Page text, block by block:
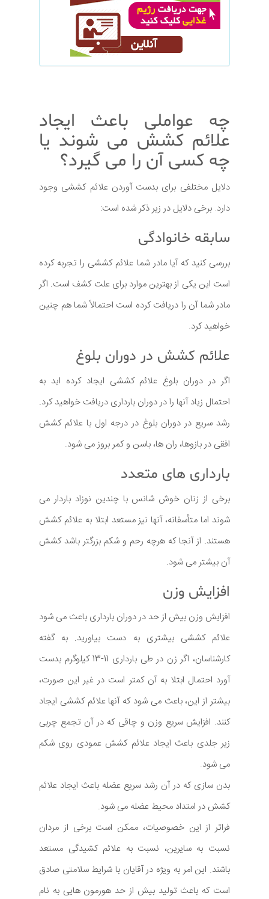
چه عواملی باعث ایجاد
علائم کشش می شوند یا
چه کسی آن را می گیرد؟
دلایل مختلفی برای بدست آوردن علائم کششی وجود
دارد. برخی دلایل در زیر ذکر شده است:
سابقه خانوادگی
بررسی کنید که آیا مادر شما علائم کششی را تجربه کرده
است این یکی از بهترین موارد برای علت کشف است. اگر
مادر شما آن را دریافت کرده است احتمالاً شما هم چنین
خواهید کرد.
علائم کشش در دوران بلوغ
اگر در دوران بلوغ علائم کششی ایجاد کرده اید به
احتمال زیاد آنها را در دوران بارداری دریافت خواهید کرد.
رشد سریع در دوران بلوغ در درجه اول با علائم کشش
افقی در بازوها، ران ها، باسن و کمر بروز می شود.
بارداری های متعدد
برخی از زنان خوش شانس با چندین نوزاد باردار می
شوند اما متأسفانه، آنها نیز مستعد ابتلا به علائم کشش
هستند. از آنجا که هرچه رحم و شکم بزرگتر باشد کشش
آن بیشتر می شود.
افزایش وزن
افزایش وزن بیش از حد در دوران بارداری باعث می شود
علائم کششی بیشتری به دست بیاورید. به گفته
کارشناسان، اگر زن در طی بارداری 11-13 کیلوگرم بدست
آورد احتمال ابتلا به آن کمتر است در غیر این صورت،
بیشتر از این، باعث می شود که آنها علائم کششی ایجاد
کنند. افزایش سریع وزن و چاقی که در آن تجمع چربی
زیر جلدی باعث ایجاد علائم کشش عمودی روی شکم
می شود.
بدن سازی که در آن رشد سریع عضله باعث ایجاد علائم
کشش در امتداد محیط عضله می شود.
فراتر از این خصوصیات، ممکن است برخی از مردان
نسبت به سایرین، نسبت به علائم کشیدگی مستعد
باشند. این امر به ویژه در آقایان با شرایط سلامتی صادق
است که باعث تولید بیش از حد هورمون هایی به نام